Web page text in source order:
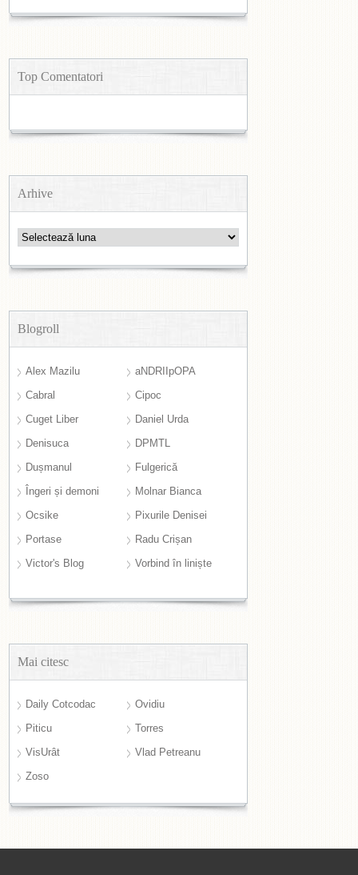
Top Comentatori
Arhive
Arhive
Blogroll
Alex Mazilu
aNDRIIpOPA
Cabral
Cipoc
Cuget Liber
Daniel Urda
Denisuca
DPMTL
Dușmanul
Fulgerică
Îngeri și demoni
Molnar Bianca
Ocsike
Pixurile Denisei
Portase
Radu Crișan
Victor's Blog
Vorbind în liniște
Mai citesc
Daily Cotcodac
Ovidiu
Piticu
Torres
VisUrât
Vlad Petreanu
Zoso